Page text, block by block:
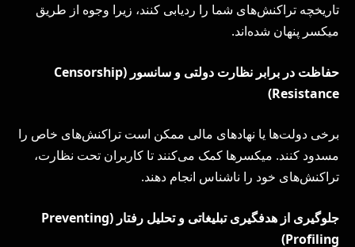
تاریخچه تراکنش‌های شما را ردیابی کنند، زیرا وجوه از طریق
میکسر پنهان شده‌اند.
حفاظت در برابر نظارت دولتی و سانسور (Censorship
Resistance
)
برخی دولت‌ها یا نهادهای مالی ممکن است تراکنش‌های خاص را
مسدود کنند. میکسرها کمک می‌کنند تا کاربران تحت نظارت،
تراکنش‌های خود را ناشناس انجام دهند.
جلوگیری از هدفگیری تبلیغاتی و تحلیل رفتار (Preventing
Profiling
)